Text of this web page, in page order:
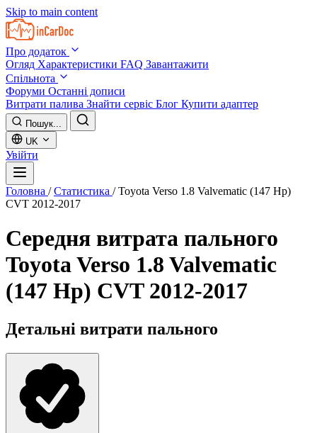
Skip to main content
Про додаток
Огляд Характеристики FAQ Завантажити
Спільнота
Форуми Останні дописи
Витрати палива Знайти сервіс Блог Купити адаптер
Пошук...
UK
Увійти
Головна / Статистика / Toyota Verso 1.8 Valvematic (147 Hp)
CVT 2012-2017
Середня витрата пального
Toyota Verso 1.8 Valvematic
(147 Hp) CVT 2012-2017
Детальні витрати пального